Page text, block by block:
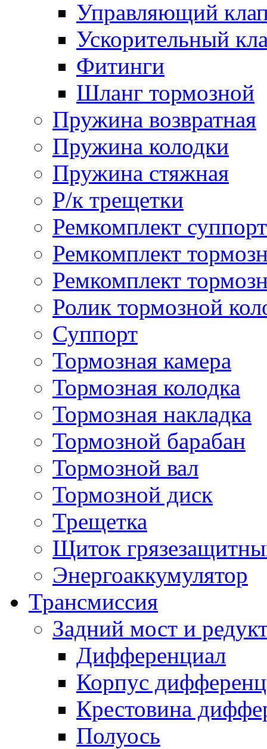
Управляющий
Ускорительный
Фитинги
Шланг тормозной
Пружина возвратная
Пружина колодки
Пружина стяжная
Р/к трещетки
Ремкомплект
Ремкомплект
Ремкомплект
Ролик тормозной
Суппорт
Тормозная камера
Тормозная колодка
Тормозная накладка
Тормозной барабан
Тормозной вал
Тормозной диск
Трещетка
Щиток
Энергоаккумулятор
Трансмиссия
Задний мост и
Дифференциал
Корпус
Крестовина
Полуось